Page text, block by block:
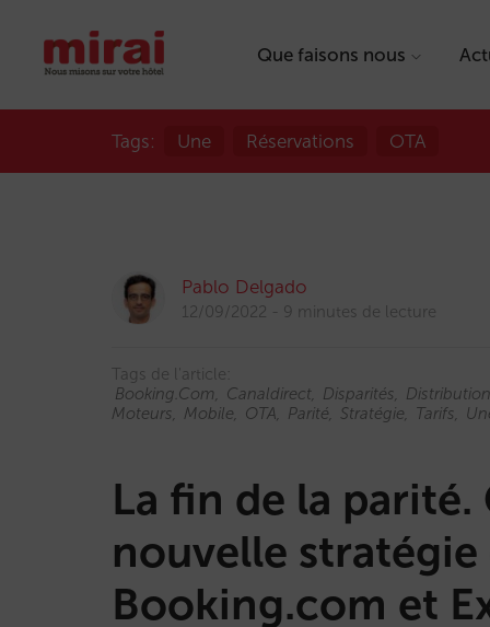
Que faisons nous
Tags: Une Réservations OTA
Pablo Delgado
12/09/2022 9 minutes de lecture
Tags de l'article:
Booking.com
Canaldirect Disparités Distribution
Moteurs
Mobile OTA Parité Stratégie Tarifs
La fin de la
nouvelle stratégie
Booking.com et